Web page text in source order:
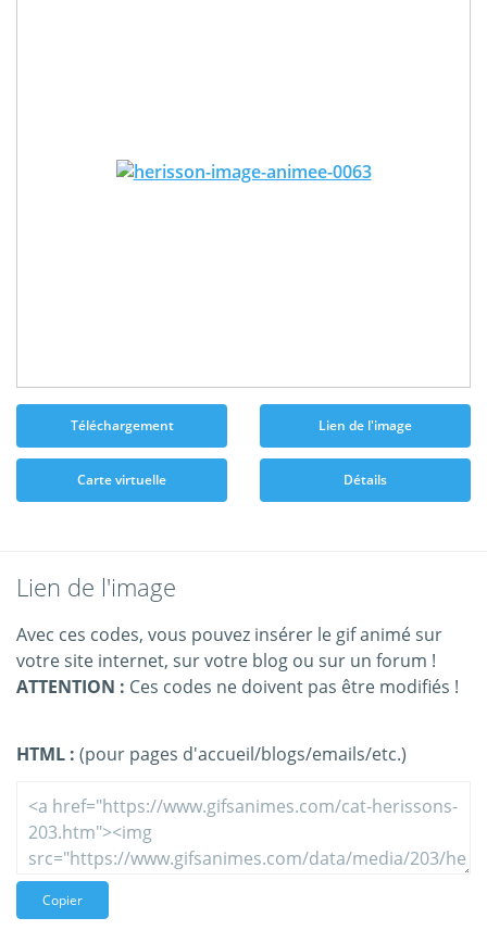
Téléchargement Lien de l'image
Carte virtuelle Détails
Lien de l'image
Avec ces codes, vous pouvez insérer le gif animé sur
votre site internet, sur votre blog ou sur un forum !
ATTENTION : Ces codes ne doivent pas être modifiés !
HTML : (pour pages d'accueil/blogs/emails/etc.)
Copier